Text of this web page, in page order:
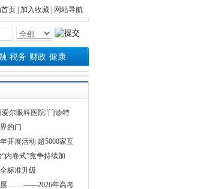
页 加入收藏 网站导航
税务 财政 健康
尔眼科医院“门诊特
的门
开展活动 超5000家互
内卷式”竞争持续加
标准升级
愿…… ——2026年高考